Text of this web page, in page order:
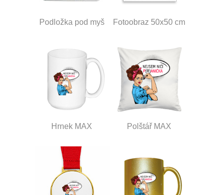
Podložka pod myš Fotoobraz 50x50 cm
Hrnek MAX Polštář MAX